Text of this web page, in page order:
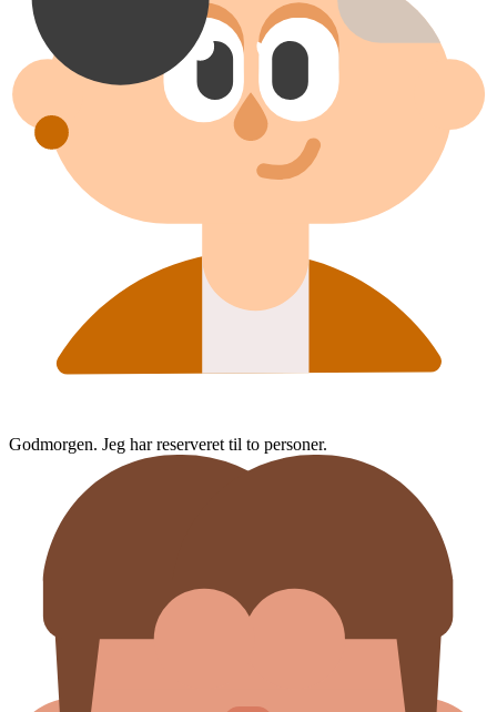
Godmorgen. Jeg har reserveret til to personer.